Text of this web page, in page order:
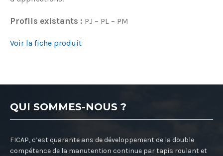
Profils existants : PJ – PL – PM
Voir la fiche produit
QUI SOMMES-NOUS ?
FICAP, c’est quarante ans de développement de la double
compétence de la manutention continue par tapis roulant et